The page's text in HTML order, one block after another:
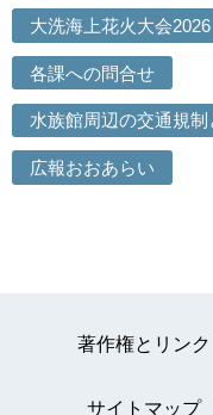
大洗海上花火大会
各課への問合せ
水族館周辺の交通規
広報おおあらい
著作権とリンク
サイトマップ